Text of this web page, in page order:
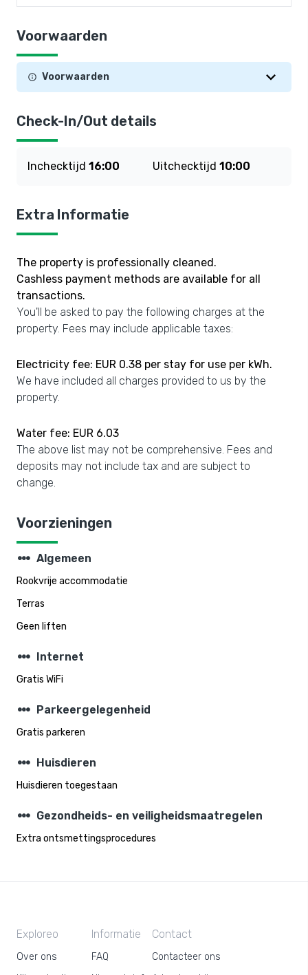
Voorwaarden
Voorwaarden
Check-In/Out details
Inchecktijd 16:00 Uitchecktijd 10:00
Extra Informatie
The property is professionally cleaned.
Cashless payment methods are available for all
transactions.
You'll be asked to pay the following charges at the
property. Fees may include applicable taxes:
Electricity fee: EUR 0.38 per stay for use per kWh.
We have included all charges provided to us by the
property.
Water fee: EUR 6.03
The above list may not be comprehensive. Fees and
deposits may not include tax and are subject to
change.
Voorzieningen
steppers Algemeen
Rookvrije accommodatie
Terras
Geen liften
steppers Internet
Gratis WiFi
steppers Parkeergelegenheid
Gratis parkeren
steppers Huisdieren
Huisdieren toegestaan
steppers Gezondheids- en veiligheidsmaatregelen
Extra ontsmettingsprocedures
Exploreo
Over ons
Informatie
FAQ
Contact
Contacteer ons